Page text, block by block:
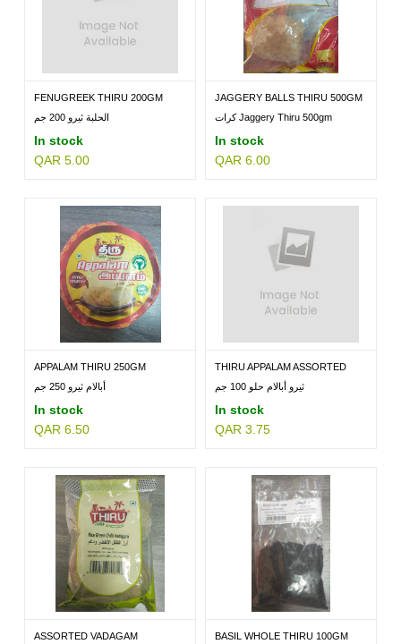
FENUGREEK THIRU 200GM
الحلبة ثيرو 200 جم
In stock
QAR 5.00
JAGGERY BALLS THIRU 500GM
كرات Jaggery Thiru 500gm
In stock
QAR 6.00
APPALAM THIRU 250GM
أبالام ثيرو 250 جم
In stock
QAR 6.50
THIRU APPALAM ASSORTED
100GM ثيرو أبالام حلو 100 جم
In stock
QAR 3.75
ASSORTED VADAGAM
BASIL WHOLE THIRU 100GM